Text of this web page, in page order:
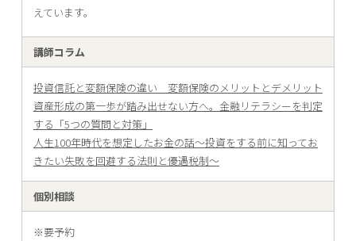
えています。
講師コラム
投資信託と変額保険の違い 変額保険のメリットとデメリット
資産形成の第一歩が踏み出せない方へ。金融リテラシーを判定
する「5つの質問と対策」
人生100年時代を想定したお金の話〜投資をする前に知ってお
きたい失敗を回避する法則と優遇税制〜
個別相談
※要予約